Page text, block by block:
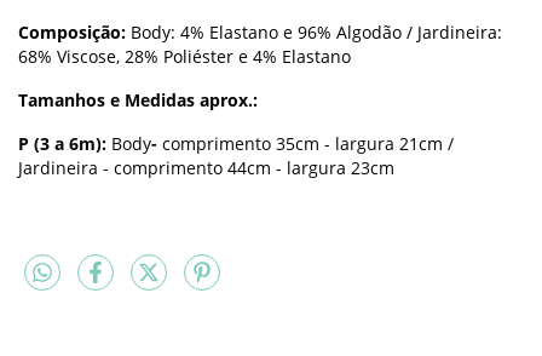
Composição: Body: 4% Elastano e 96% Algodão / Jardineira:
68% Viscose, 28% Poliéster e 4% Elastano
Tamanhos e Medidas aprox.:
P (3 a 6m): Body- comprimento 35cm - largura 21cm /
Jardineira - comprimento 44cm - largura 23cm